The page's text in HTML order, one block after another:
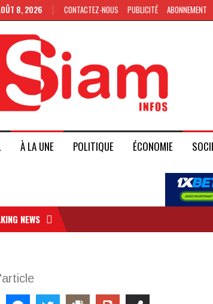
8, 2026 CONTACTEZ-NOUS PUBLICITÉ ABONNEMENT
À LA UNE POLITIQUE ÉCONOMIE
NEWS